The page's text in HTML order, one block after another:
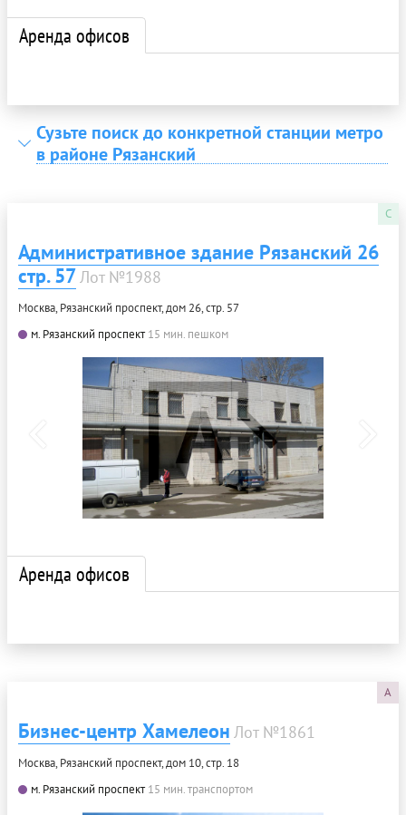
Аренда офисов
Сузьте поиск до конкретной станции метро
в районе Рязанский
C
Административное здание Рязанский 26
стр. 57Лот №1988
Москва, Рязанский проспект, дом 26, стр. 57
м. Рязанский проспект 15 мин. пешком
Аренда офисов
A
Бизнес-центр Хамелеон Лот №1861
Москва, Рязанский проспект, дом 10, стр. 18
м. Рязанский проспект 15 мин. транспортом